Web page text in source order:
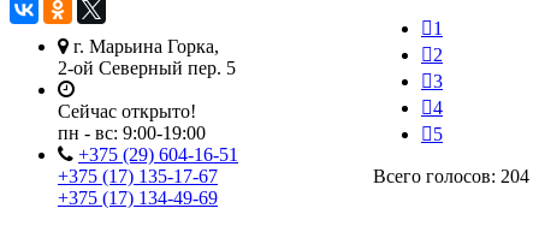
1
2
3
4
5
Всего голосов: 204
г. Марьина Горка,
2-ой Северный пер. 5
Сейчас открыто!
пн - вс: 9:00-19:00
+375 (29) 604-16-51
+375 (17) 135-17-67
+375 (17) 134-49-69